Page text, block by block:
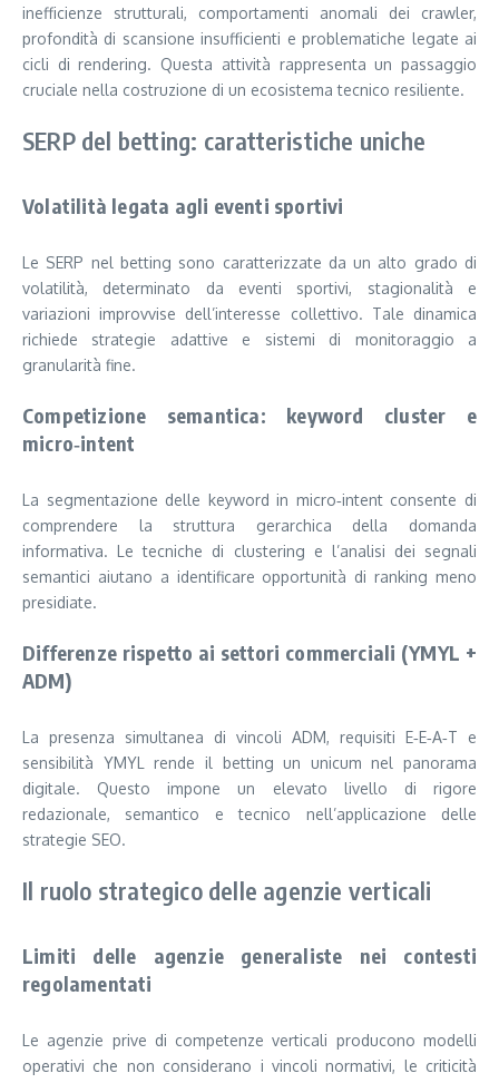
inefficienze strutturali, comportamenti anomali dei crawler,
profondità di scansione insufficienti e problematiche legate ai
cicli di rendering. Questa attività rappresenta un passaggio
cruciale nella costruzione di un ecosistema tecnico resiliente.
SERP del betting: caratteristiche uniche
Volatilità legata agli eventi sportivi
Le SERP nel betting sono caratterizzate da un alto grado di
volatilità, determinato da eventi sportivi, stagionalità e
variazioni improvvise dell’interesse collettivo. Tale dinamica
richiede strategie adattive e sistemi di monitoraggio a
granularità fine.
Competizione semantica: keyword cluster e
micro‑intent
La segmentazione delle keyword in micro‑intent consente di
comprendere la struttura gerarchica della domanda
informativa. Le tecniche di clustering e l’analisi dei segnali
semantici aiutano a identificare opportunità di ranking meno
presidiate.
Differenze rispetto ai settori commerciali (YMYL +
ADM)
La presenza simultanea di vincoli ADM, requisiti E‑E‑A‑T e
sensibilità YMYL rende il betting un unicum nel panorama
digitale. Questo impone un elevato livello di rigore
redazionale, semantico e tecnico nell’applicazione delle
strategie SEO.
Il ruolo strategico delle agenzie verticali
Limiti delle agenzie generaliste nei contesti
regolamentati
Le agenzie prive di competenze verticali producono modelli
operativi che non considerano i vincoli normativi, le criticità